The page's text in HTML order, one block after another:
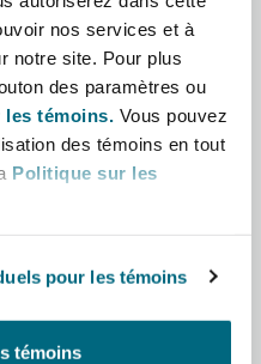
nos services et à
notre site. Pour plus
des paramètres ou
témoins. Vous pouvez
des témoins en tout
Politique sur les
pour les témoins
témoins
réglementaire
et espace
maritime
politiques et crédit
biens